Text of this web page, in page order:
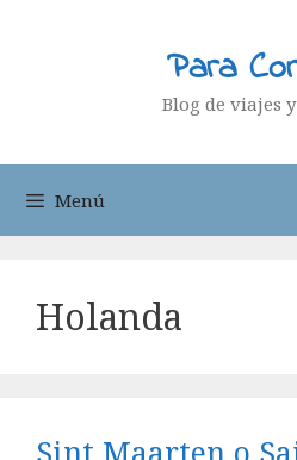
Para
Blog de viajes
Menú
Holanda
Sint Maarten o